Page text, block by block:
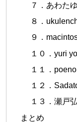
７．あわた
８．
９．
１０．yuri
１１．
１２．
１３．瀬戸
まとめ